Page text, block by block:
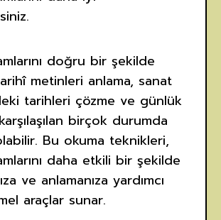
doğru bir şekilde
metinleri anlama, sanat
tarihleri çözme ve günlük
birçok durumda
Bu okuma teknikleri,
daha etkili bir şekilde
ve anlamanıza yardımcı
araçlar sunar.